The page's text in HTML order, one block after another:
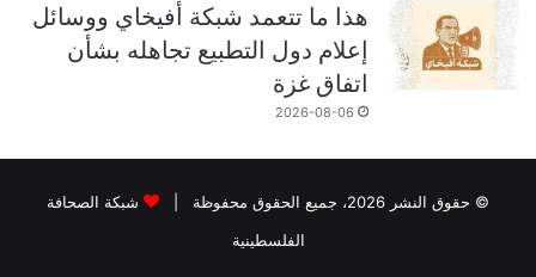
هذا ما تتعمد شبكة أفيخاي ووسائل
إعلام دول التطبيع تجاهله بشأن
اتفاق غزة
2026-08-06
© حقوق النشر 2026، جميع الحقوق محفوظة |
شبكة الصحافة
الفلسطينية